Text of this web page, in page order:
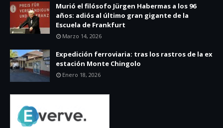
Murió el filósofo Jürgen Habermas a los 96
años: adiós al último gran gigante de la
Escuela de Frankfurt
Marzo 14, 2026
Expedición ferroviaria: tras los rastros de la ex
estación Monte Chingolo
Enero 18, 2026